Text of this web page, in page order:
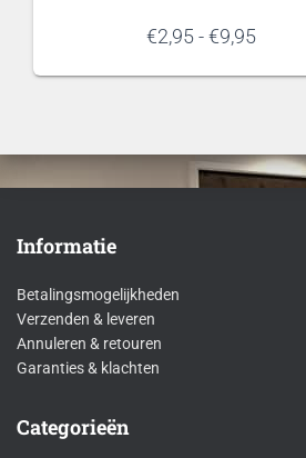
€2,95-€9,95
tot
Informatie
Betalingsmogelijkheden
Verzenden & leveren
Annuleren & retouren
Garanties & klachten
Categorieën